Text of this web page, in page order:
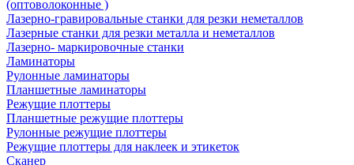
(оптоволоконные )
Лазерно-гравировальные станки для резки неметаллов
Лазерные станки для резки металла и неметаллов
Лазерно- маркировочные станки
Ламинаторы
Рулонные ламинаторы
Планшетные ламинаторы
Режущие плоттеры
Планшетные режущие плоттеры
Рулонные режущие плоттеры
Режущие плоттеры для наклеек и этикеток
Сканер